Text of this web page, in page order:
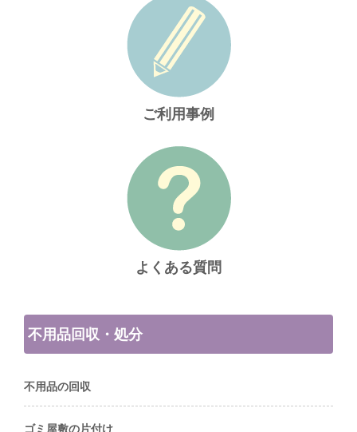
ご利用事例
よくある質問
不用品回収・処分
不用品の回収
ゴミ屋敷の片付け